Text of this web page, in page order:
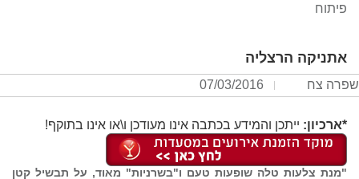
פיתוח
אתניקה הרצליה
שפרה צח 07/03/2016
*ארכיון: ייתכן והמידע בכתבה אינו מעודכן ו\או אינו בתוקף!
"מנת צלעות טלה שופעות טעם ו"בשרניות" מאוד, על תבשיל קטן